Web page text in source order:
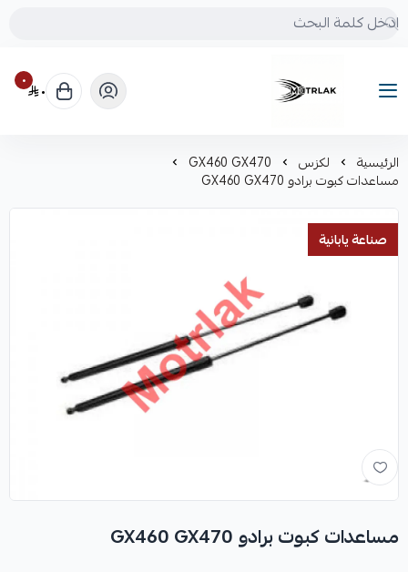
Motrlak
٠ ٠
الرئيسية لكزس GX460 GX470
مساعدات كبوت برادو GX460 GX470
صناعة يابانية
مساعدات كبوت برادو GX460 GX470